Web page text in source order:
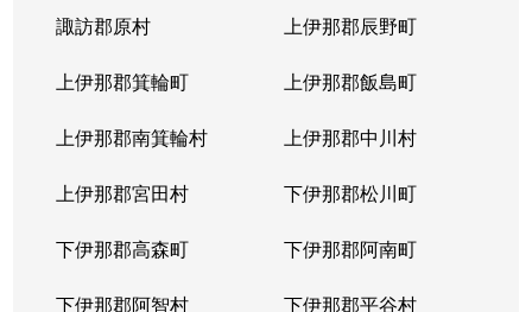
大字中洲
上諏訪
徒歩45分
大字中洲
500万円 茅野
徒歩45分
大字中洲
960万円 茅野
徒歩45分
大字中洲
2,100万円 茅野
徒歩45分
大字中洲
2,200万円 茅野 徒歩45分
諏訪郡原村 上伊那郡辰野町
上伊那郡箕輪町 上伊那郡飯島町
上伊那郡南箕輪村 上伊那郡中川村
上伊那郡宮田村 下伊那郡松川町
下伊那郡高森町 下伊那郡阿南町
下伊那郡阿智村 下伊那郡平谷村